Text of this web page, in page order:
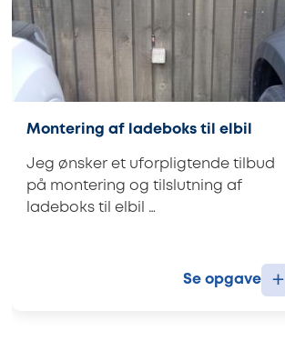
Montering af ladeboks til elbil
Jeg ønsker et uforpligtende tilbud
på montering og tilslutning af
ladeboks til elbil …
Se opgave +